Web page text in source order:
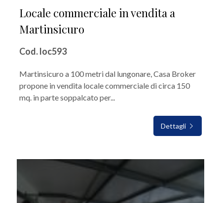
Locale commerciale in vendita a
Martinsicuro
Cod. loc593
Martinsicuro a 100 metri dal lungonare, Casa Broker
propone in vendita locale commerciale di circa 150
mq. in parte soppalcato per...
Dettagli